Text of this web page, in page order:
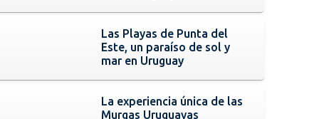
Las Playas de Punta del
Este, un paraíso de sol y
mar en Uruguay
La experiencia única de las
Murgas Uruguayas